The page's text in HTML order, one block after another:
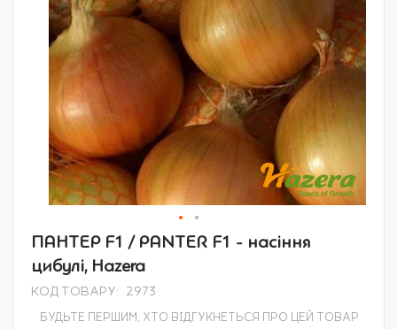
Перейти
початку
галереї
ПАНТЕР F1 / PANTER F1 - насіння
цибулі, Hazera
КОД ТОВАРУ 2973
БУДЬТЕ ПЕРШИМ, ХТО ВІДГУКНЕТЬСЯ ПРО ЦЕЙ ТОВАР